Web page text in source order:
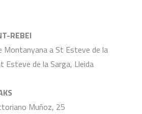
REBEI
Montanyana a St Esteve de la
Esteve de la Sarga, Lleida
Muñoz, 25